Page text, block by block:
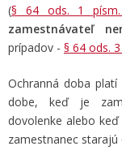
(§ 64 ods. 1
zamestnávateľ
prípadov - § 64 ods.
Ochranná doba
dobe, keď je
dovolenke alebo
zamestnanec